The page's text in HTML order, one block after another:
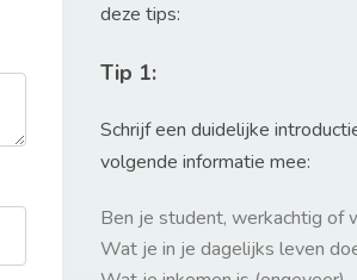
deze tips:
Tip 1:
Schrijf een duidelijke
volgende informatie mee:
Ben je student, werkachtig of
Wat je in je dagelijks leven